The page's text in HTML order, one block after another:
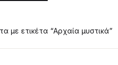
με ετικέτα “Αρχαία μυστικά”